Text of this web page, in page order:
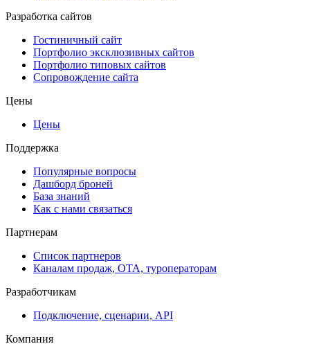
Разработка сайтов
Гостиничный сайт
Портфолио эксклюзивных сайтов
Портфолио типовых сайтов
Сопровождение сайта
Цены
Цены
Поддержка
Популярные вопросы
Дашборд броней
База знаний
Как с нами связаться
Партнерам
Список партнеров
Каналам продаж, ОТА, туроператорам
Разработчикам
Подключение, сценарии, API
Компания